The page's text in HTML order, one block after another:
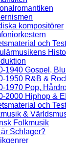
kompositörer
och Test
1940 Gospel,
1950 R&B &
1970 Pop,
2000 Hiphop &
och Test
&
Folkmusik
Schlager?